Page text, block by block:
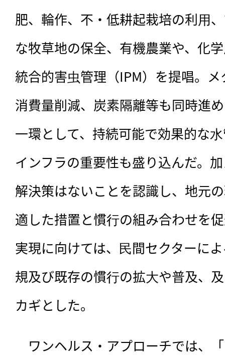
肥、輪作、不・低耕起栽培の利⽤
な牧草地の保全、有機農業や、化
統合的害⾍管理（IPM）を提唱。
消費量削減、炭素隔離等も同時進
一環として、持続可能で効果的な
インフラの重要性も盛り込んだ。
解決策はないことを認識し、地元
適した措置と慣⾏の組み合わせを
実現に向けては、⺠間セクターに
規及び既存の慣⾏の拡⼤や普及、
カギとした。
ワンヘルス・アプローチでは、